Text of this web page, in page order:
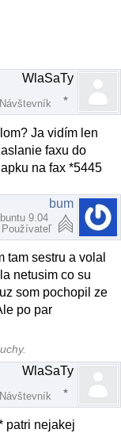
WlaSaTy
Návštevník
Ja vidím len
faxu do
na fax *5445
bum
9.04
Používateľ
tam sestru a volal
netusim co su
som pochopil ze
po par
WlaSaTy
Návštevník
patri nejakej